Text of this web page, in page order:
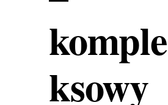
komple
ksowy